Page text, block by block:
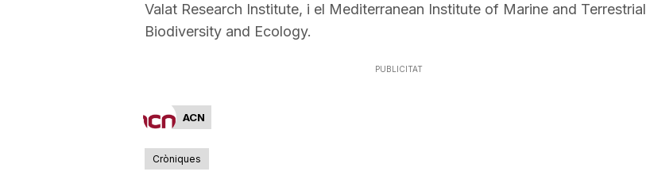
Valat Research Institute, i el Mediterranean Institute of Marine and Terrestrial
Biodiversity and Ecology.
PUBLICITAT
ACN
Cròniques